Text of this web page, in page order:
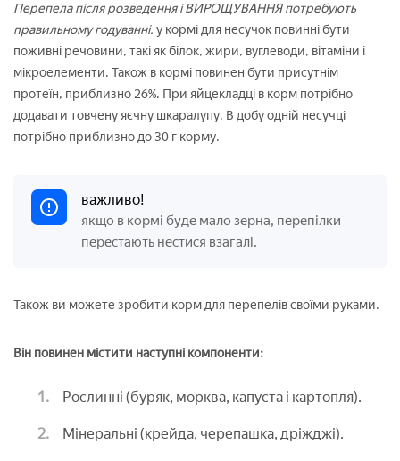
Перепела після розведення і ВИРОЩУВАННЯ потребують
правильному годуванні. у кормі для несучок повинні бути
поживні речовини, такі як білок, жири, вуглеводи, вітаміни і
мікроелементи. Також в кормі повинен бути присутнім
протеїн, приблизно 26%. При яйцекладці в корм потрібно
додавати товчену яєчну шкаралупу. В добу одній несучці
потрібно приблизно до 30 г корму.
важливо!
якщо в кормі буде мало зерна, перепілки
перестають нестися взагалі.
Також ви можете зробити корм для перепелів своїми руками.
Він повинен містити наступні компоненти:
Рослинні (буряк, морква, капуста і картопля).
Мінеральні (крейда, черепашка, дріжджі).